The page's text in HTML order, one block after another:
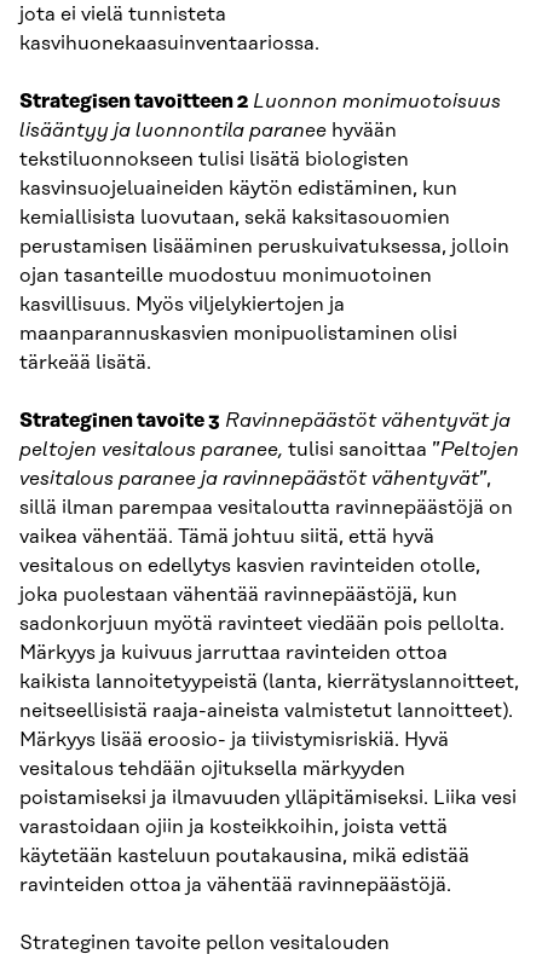
jota ei vielä tunnisteta
kasvihuonekaasuinventaariossa.
Strategisen tavoitteen 2 Luonnon monimuotoisuus
lisääntyy ja luonnontila paranee hyvään
tekstiluonnokseen tulisi lisätä biologisten
kasvinsuojeluaineiden käytön edistäminen, kun
kemiallisista luovutaan, sekä kaksitasouomien
perustamisen lisääminen peruskuivatuksessa, jolloin
ojan tasanteille muodostuu monimuotoinen
kasvillisuus. Myös viljelykiertojen ja
maanparannuskasvien monipuolistaminen olisi
tärkeää lisätä.
Strateginen tavoite 3 Ravinnepäästöt vähentyvät ja
peltojen vesitalous paranee, tulisi sanoittaa ”Peltojen
vesitalous paranee ja ravinnepäästöt vähentyvät”,
sillä ilman parempaa vesitaloutta ravinnepäästöjä on
vaikea vähentää. Tämä johtuu siitä, että hyvä
vesitalous on edellytys kasvien ravinteiden otolle,
joka puolestaan vähentää ravinnepäästöjä, kun
sadonkorjuun myötä ravinteet viedään pois pellolta.
Märkyys ja kuivuus jarruttaa ravinteiden ottoa
kaikista lannoitetyypeistä (lanta, kierrätyslannoitteet,
neitseellisistä raaja-aineista valmistetut lannoitteet).
Märkyys lisää eroosio- ja tiivistymisriskiä. Hyvä
vesitalous tehdään ojituksella märkyyden
poistamiseksi ja ilmavuuden ylläpitämiseksi. Liika vesi
varastoidaan ojiin ja kosteikkoihin, joista vettä
käytetään kasteluun poutakausina, mikä edistää
ravinteiden ottoa ja vähentää ravinnepäästöjä.
Strateginen tavoite pellon vesitalouden